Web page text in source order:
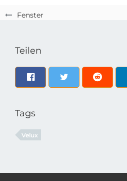
Fenster
Teilen
Tags
Velux